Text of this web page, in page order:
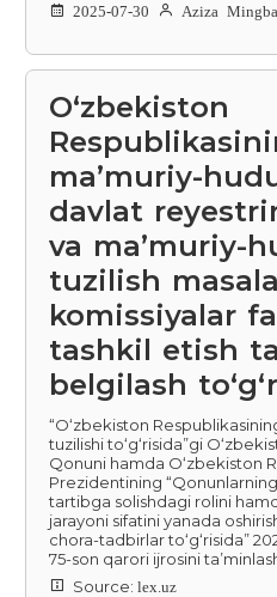
2025-07-30
Aziza
O‘zbekiston
ma’muriy-
davlat
va ma’muriy-
tuzilish
komissiyalar
tashkil etish
belgilash
“O‘zbekiston
tuzilishi to‘g‘risida”gi
Qonuni hamda O‘zbekiston
Prezidentining
tartibga solishdagi rolini
jarayoni sifatini yanada
chora-tadbirlar to‘g‘risida”
75-son qarori ijrosini
Source: lex.uz